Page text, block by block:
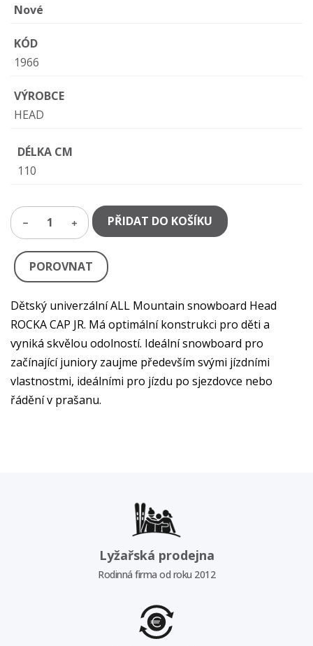
Nové
KÓD
1966
VÝROBCE
HEAD
DÉLKA CM
110
1 PŘIDAT DO KOŠÍKU
POROVNAT
Dětský univerzální ALL Mountain snowboard Head
ROCKA CAP JR. Má optimální konstrukci pro děti a
vyniká skvělou odolností. Ideální snowboard pro
začínající juniory zaujme především svými jízdními
vlastnostmi, ideálními pro jízdu po sjezdovce nebo
řádění v prašanu.
Lyžařská prodejna
Rodinná firma od roku 2012